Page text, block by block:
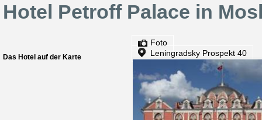
Hotel Petroff Palace in
Das Hotel auf der Karte
Foto
Leningradsky Prospekt 40